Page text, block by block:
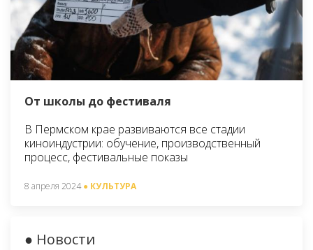
От школы до фестиваля
В Пермском крае развиваются все стадии
киноиндустрии: обучение, производственный
процесс, фестивальные показы
8 апреля 2024● КУЛЬТУРА
● Новости